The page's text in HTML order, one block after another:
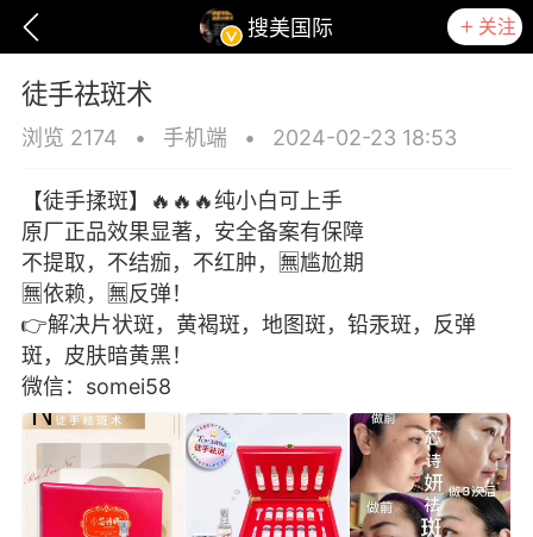
搜美国际 关注
爆汗熊 卡卡动能素 无创溶斑术
徒手祛斑术
浏览 2174 • 手机端 • 2024-02-23 18:53
【徒手揉斑】🔥🔥🔥纯小白可上手
原厂正品效果显著，安全备案有保障
不提取，不结痂，不红肿，🈚️尴尬期
🈚️依赖，🈚️反弹！
👉解决片状斑，黄褐斑，地图斑，铅汞斑，反弹
斑，皮肤暗黄黑！
微信：somei58